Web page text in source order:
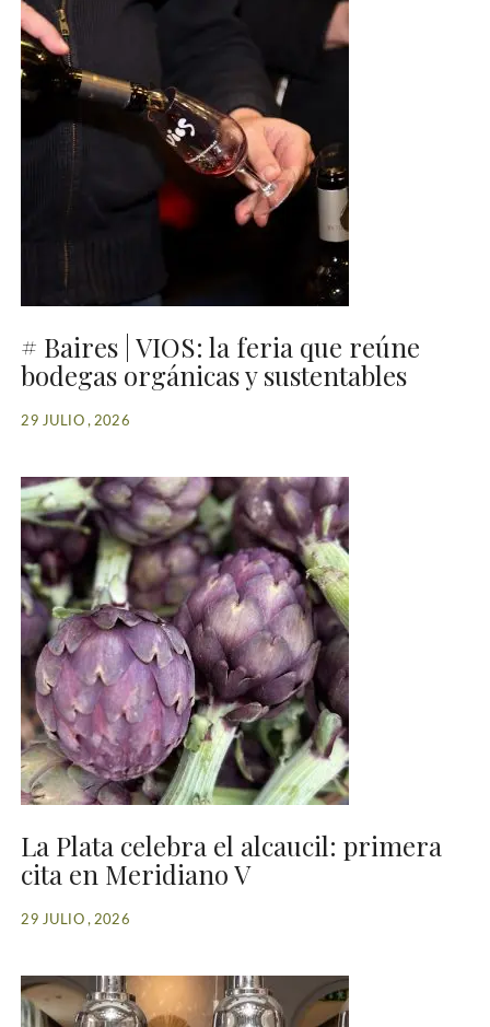
# Baires | VIOS: la feria que reúne
bodegas orgánicas y sustentables
29 JULIO , 2026
La Plata celebra el alcaucil: primera
cita en Meridiano V
29 JULIO , 2026